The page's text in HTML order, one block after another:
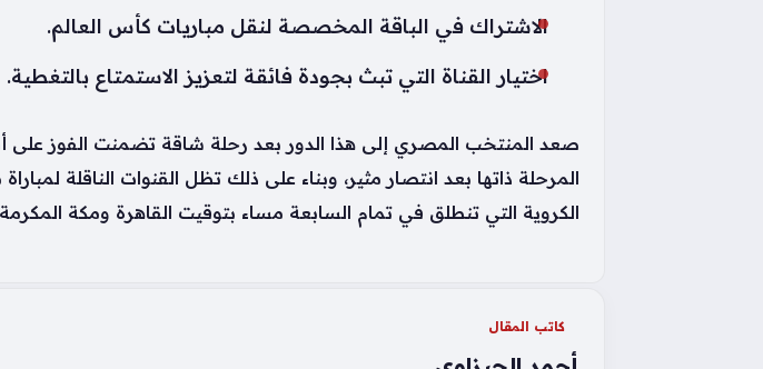
الاشتراك في الباقة المخصصة لنقل مباريات كأس العالم.
اختيار القناة التي تبث بجودة فائقة لتعزيز الاستمتاع بالتغطية.
صعد المنتخب المصري إلى هذا الدور بعد رحلة شاقة تضمنت الفوز على
المرحلة ذاتها بعد انتصار مثير، وبناء على ذلك تظل القنوات الناقلة
الكروية التي تنطلق في تمام السابعة مساء بتوقيت القاهرة ومكة
كاتب المقال